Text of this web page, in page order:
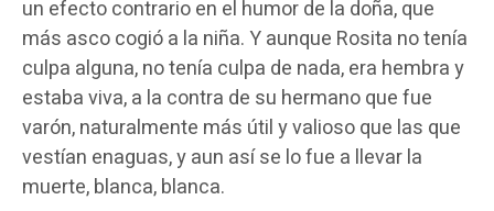
un efecto contrario en el humor de la doña, que
más asco cogió a la niña. Y aunque Rosita no tenía
culpa alguna, no tenía culpa de nada, era hembra y
estaba viva, a la contra de su hermano que fue
varón, naturalmente más útil y valioso que las que
vestían enaguas, y aun así se lo fue a llevar la
muerte, blanca, blanca.